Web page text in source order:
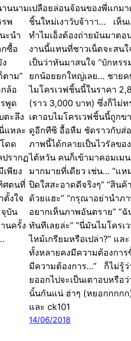
นนาม
พ
ะนำ
ซื้อ
าม”
ล้อ
พูด
ตะลึง
แหละ
ดด
รากฏ
พียง
ศตนที่
ตั้งใจ
บัน
นครั้ง
เปลือยล่อนจ้อนของพี่แกม
ชิ้นใหม่เงาวับจ้าาา… เห็น
ทำไมเอ็งต้องถ่ายมันมาต
งานนี้แทนที่ชาวเน็ตจะสนใ
เป็นว่าหันมาสนใจ “บักหร
ยกน้อยยกใหญ่เลย… ชายค
ไมโครเวฟชิ้นนี้ในราคา
(ราว 3,000 บาท) ซึ่งก็ไม่
เตาอบไมโครเวฟชิ้นนี้ถูก
ดูอีกทีซิ อื้อหืม ชัดราวกับส่
ภาพนี้ได้กลายเป็นไวรัลขอ
ไต้หวัน คนก็เข้ามาคอมเม
มากมายที่เดียว เช่น… “แห
ปิดใสสะอาดดีจริงๆ” “สิน
ด้วยแฮะ” “กรุณาอย่านำภ
อยากเห็นภาพอันตราย” “
ทันทีเลยล่ะ” “นี่มันไมโครเ
ไหม้เกรียมหรือเปล่า?” แ
ทั้งหลายคงมีความต้องกา
มีความต้องการ…” ก็ไม่รู้
ยออกไปจะเป็นเตาอบหรือว่
นั้นกันแน่ ฮ่าๆ (หยอกกกก
และ ck101
14/06/2018